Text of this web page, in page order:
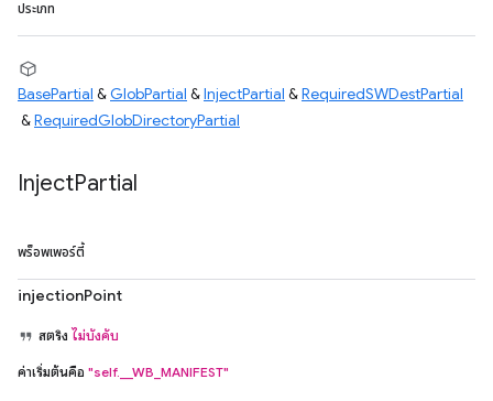
ประเภท
BasePartial &GlobPartial &InjectPartial &RequiredSWDestPartial
&RequiredGlobDirectoryPartial
InjectPartial
พร็อพเพอร์ตี้
injectionPoint
สตริง ไม่บังคับ
ค่าเริ่มต้นคือ "self.__WB_MANIFEST"